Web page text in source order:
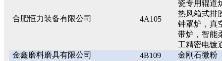
合肥恒力装备有限公司 4A105
瓷专用辊道
热风箱式排
钟罩炉，真
带炉，智能
工精密电镀
金鑫磨料磨具有限公司
4B109
金刚石微粉